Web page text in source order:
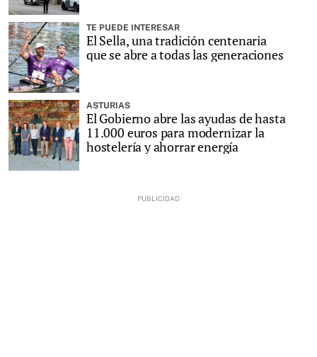
TE PUEDE INTERESAR
El Sella, una tradición centenaria
que se abre a todas las generaciones
ASTURIAS
El Gobierno abre las ayudas de hasta
11.000 euros para modernizar la
hostelería y ahorrar energía